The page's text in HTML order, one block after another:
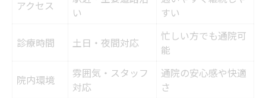
アクセス
い
すい
診療時間 土日・夜間対応
忙しい方でも通院可
能
院内環境
雰囲気・スタッフ
対応
通院の安心感や快適
さ